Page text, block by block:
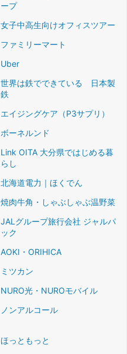
ープ
女子中高生向けオフィスツアー
ファミリーマート
Uber
世界は鉄でできている 日本製
鉄
エイジングケア（P3サプリ）
ボーネルンド
Link OITA 大分県ではじめる暮
らし
北海道電力｜ほくでん
焼肉牛角・しゃぶしゃぶ温野菜
JALグループ旅行会社 ジャルパ
ック
AOKI・ORIHICA
ミツカン
NURO光・NUROモバイル
ノンアルコール
ほっともっと